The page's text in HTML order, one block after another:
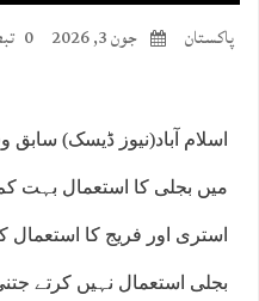
پاکستان جون 3, 2026 0 تبصرے
اسلام آباد(نیوز ڈیسک)
استری اور فریج کا استعمال
بجلی استعمال نہیں کرتے